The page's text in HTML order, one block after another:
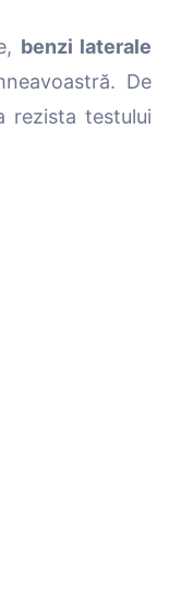
benzi laterale
De
rezista testului